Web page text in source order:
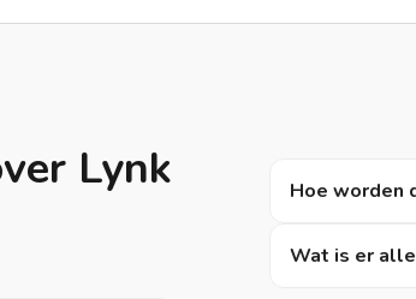
Lynk Hoe worden
Wat is er